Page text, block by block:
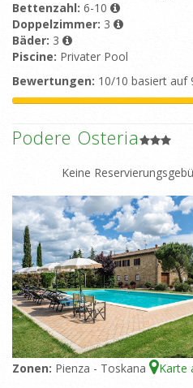
Bettenzahl: 6-10
Doppelzimmer: 3
Bäder: 3
Piscine: Privater Pool
Bewertungen: 10/10 basiert auf
Podere Osteria
Keine
Zonen: Pienza - Toskana Karte